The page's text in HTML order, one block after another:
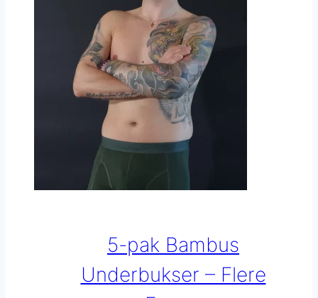
Mulighederne
kan
vælges
på
varesiden
5-pak Bambus
Underbukser – Flere